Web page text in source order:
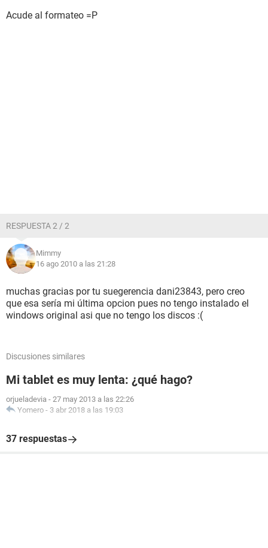
Acude al formateo =P
RESPUESTA 2 / 2
Mimmy
16 ago 2010 a las 21:28
muchas gracias por tu suegerencia dani23843, pero creo
que esa sería mi última opcion pues no tengo instalado el
windows original asi que no tengo los discos :(
Discusiones similares
Mi tablet es muy lenta: ¿qué hago?
orjueladevia - 27 may 2013 a las 22:26
Yomero - 3 abr 2018 a las 19:03
37 respuestas